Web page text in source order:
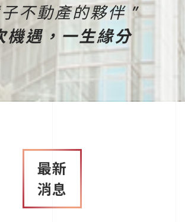
不動產的夥伴 ”
機遇，一生緣分
最新
消息